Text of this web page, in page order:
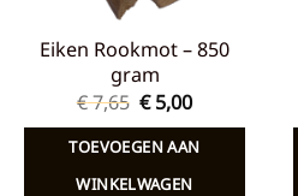
Eiken Rookmot – 850
gram
€7,65 Oorspronkelijke
prijs
was:
€ 7,65.
€5,00Huidige
is:
€ 5,00.
TOEVOEGEN AAN
WINKELWAGEN